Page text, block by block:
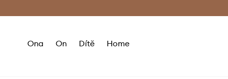
Doručení a
Ona On Dítě Home